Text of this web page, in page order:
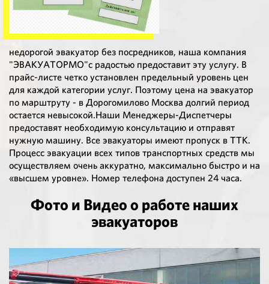
недорогой эвакуатор без посредников, наша компания
"ЭВАКУАТОРМО"с радостью предоставит эту услугу. В
прайс-листе четко установлен предельный уровень цен
для каждой категории услуг. Поэтому цена на эвакуатор
по марштруту - в Дорогомилово Москва долгий период
остается невысокой.Наши Менеджеры-Диспетчеры
предоставят необходимую консультацию и отправят
нужную машину. Все эвакуаторы имеют пропуск в ТТК.
Процесс эвакуации всех типов транспортных средств мы
осуществляем очень аккуратно, максимально быстро и на
«высшем уровне». Номер телефона доступен 24 часа.
Фото и Видео о работе наших
эвакуаторов